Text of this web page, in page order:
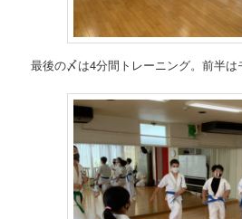
最後の〆は4分間トレーニング。前半は